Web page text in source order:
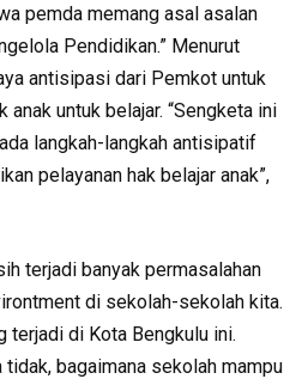
pemda memang asal asalan
Pendidikan.” Menurut
antisipasi dari Pemkot untuk
anak untuk belajar. “Sengketa ini
langkah-langkah antisipatif
pelayanan hak belajar anak”,
terjadi banyak permasalahan
di sekolah-sekolah kita.
terjadi di Kota Bengkulu ini.
tidak, bagaimana sekolah mampu